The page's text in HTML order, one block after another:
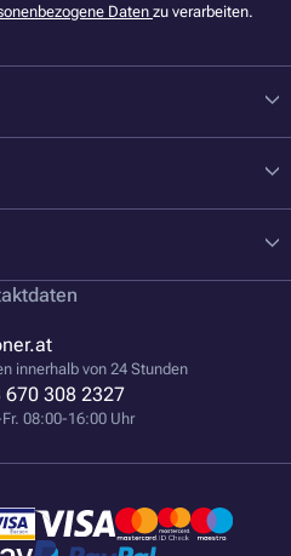
Datenzu verarbeiten.
innerhalb von 24 Stunden
670 308 2327
08:00-16:00 Uhr